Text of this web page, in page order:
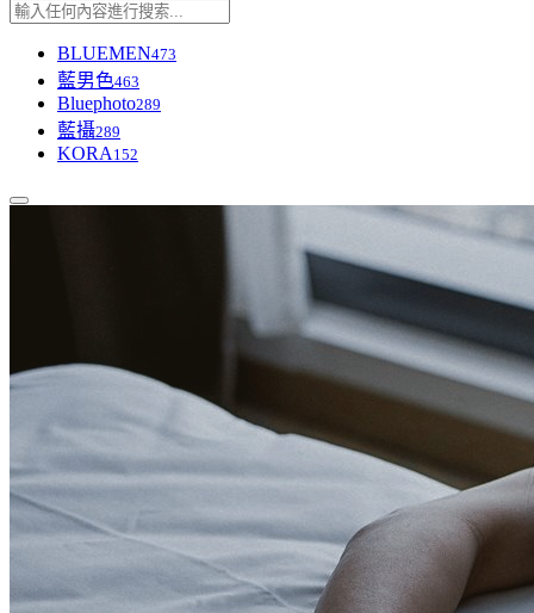
BLUEMEN473
藍男色463
Bluephoto289
藍攝289
KORA 152